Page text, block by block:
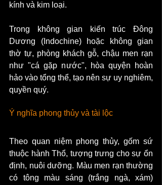
kính và kim loại.
Trong không gian kiến trúc Đông
Dương (Indochine) hoặc không gian
thờ tự, phòng khách gỗ, chậu men rạn
như "cá gặp nước", hòa quyện hoàn
hảo vào tổng thể, tạo nên sự uy nghiêm,
quyền quý.
Ý nghĩa phong thủy và tài lộc
Theo quan niệm phong thủy, gốm sứ
thuộc hành Thổ, tượng trưng cho sự ổn
định, nuôi dưỡng. Màu men rạn thường
có tông màu sáng (trắng ngà, xám)